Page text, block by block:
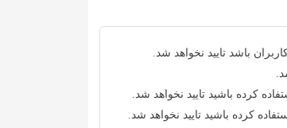
باشد تایید نخواهد شد.
کرده باشید تایید نخواهد شد.
کرده باشید تایید نخواهد شد.